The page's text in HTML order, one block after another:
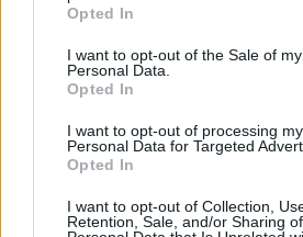
Opted In
I want to opt-out of the Sale of my
Personal Data.
Opted In
I want to opt-out of processing my
Personal Data for Targeted
Opted In
I want to opt-out of Collection,
Retention, Sale, and/or Sharing
Gyógyszerügyi Központ (NNGYK) a
közé sorolta a Covid-elleni
változás. Az Országos Kórházi
oltópontok új időpontokat nyitottak...
KEDVES OLVASÓNK!
A keresett cikk a portfolio.hu